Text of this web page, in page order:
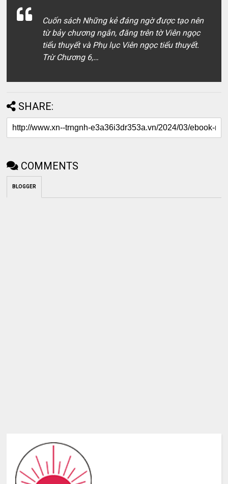
Cuốn sách Những kẻ đáng ngờ được tạo nên
từ bảy chương ngắn, đăng trên tờ Viên ngọc
tiểu thuyết và Phụ lục Viên ngọc tiểu thuyết.
Trừ Chương 6,…
SHARE:
COMMENTS
BLOGGER